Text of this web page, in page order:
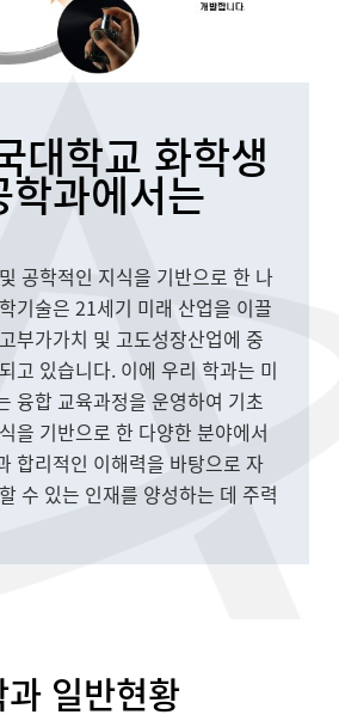
대학교 화학생
학과에서는
공학적인 지식을 기반으로 한 나
기술은 21세기 미래 산업을 이끌
부가가치 및 고도성장산업에 중
고 있습니다. 이에 우리 학과는 미
융합 교육과정을 운영하여 기초
을 기반으로 한 다양한 분야에서
합리적인 이해력을 바탕으로 자
수 있는 인재를 양성하는 데 주력
일반현황